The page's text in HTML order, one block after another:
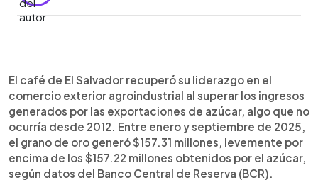
► Escuchar artículo
El café de El Salvador volvió a encabezar las
exportaciones agrícolas del país, superando al
azúcar por primera vez en más de una década.
Entre enero y septiembre de 2025, el grano
generó $157.31 millones, levemente por encima
de los $157.22 millones obtenidos por el azúcar,
según el Banco Central de Reserva. Aunque el
El café de El Salvador recuperó su liderazgo en el
comercio exterior agroindustrial al superar los ingresos
generados por las exportaciones de azúcar, algo que no
ocurría desde 2012. Entre enero y septiembre de 2025,
el grano de oro generó $157.31 millones, levemente por
encima de los $157.22 millones obtenidos por el azúcar,
según datos del Banco Central de Reserva (BCR).